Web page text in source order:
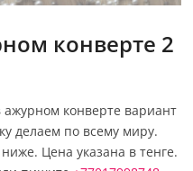
конверте 2
конверте вариант
делаем по всему миру.
Цена указана в тенге.